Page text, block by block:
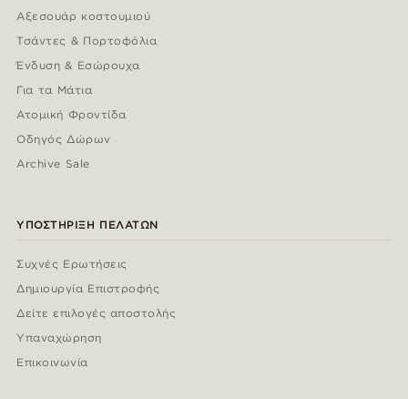
Αξεσουάρ κοστουμιού
Τσάντες & Πορτοφόλια
Ένδυση & Εσώρουχα
Για τα Μάτια
Ατομική Φροντίδα
Οδηγός Δώρων
Archive Sale
ΥΠΟΣΤΉΡΙΞΗ ΠΕΛΑΤΏΝ
Συχνές Ερωτήσεις
Δημιουργία Επιστροφής
Δείτε επιλογές αποστολής
Υπαναχώρηση
Επικοινωνία